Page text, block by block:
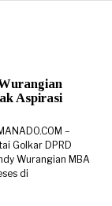
Aspirasi
–
Golkar DPRD
Wurangian MBA
di